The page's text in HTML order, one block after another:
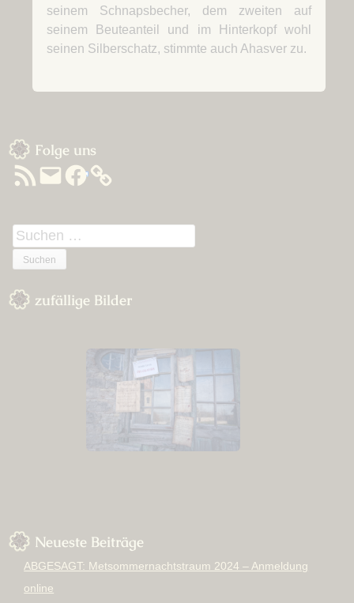
seinem Schnapsbecher, dem zweiten auf
seinem Beuteanteil und im Hinterkopf wohl
seinen Silberschatz, stimmte auch Ahasver zu.
Sidebar
Folge uns
RSS-
Feed
E-
Mail
Facebook
Suchen
nach:
zufällige Bilder
Neueste Beiträge
ABGESAGT: Metsommernachtstraum 2024 – Anmeldung
online